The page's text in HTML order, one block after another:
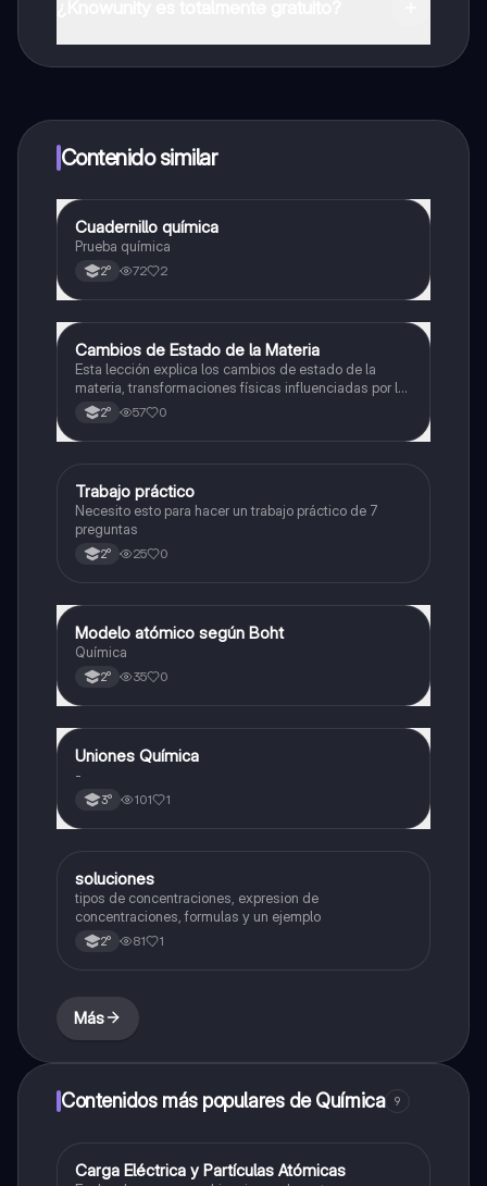
a determinadas funciones.
Contenido similar
Química
Cuadernillo química
Prueba química
2° 72 2
Química
Cambios de Estado de la Materia
Esta lección explica los cambios de estado de la
materia, transformaciones físicas influenciadas por la
presión y la temperatura, sin alterar la composición
química de la sustancia.
2° 57 0
Física
Trabajo práctico
Necesito esto para hacer un trabajo práctico de 7
preguntas
2° 25 0
Química
Modelo atómico según Boht
Química
2° 35 0
Química
Uniones Química
-
3° 101 1
Química
soluciones
tipos de concentraciones, expresion de
concentraciones, formulas y un ejemplo
2° 81 1
Más
Contenidos más populares de Química 9
CQuímica
Carga Eléctrica y Partículas Atómicas